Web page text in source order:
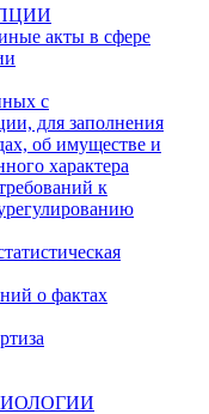
акты в сфере
с
для заполнения
об имуществе и
характера
к
о фактах